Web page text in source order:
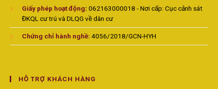
Giấy phép hoạt động: 062163000018 - Nơi cấp: Cục cảnh sát
ĐKQL cư trú và DLQG về dân cư
Chứng chỉ hành nghề: 4056/2018/GCN-HYH
HỖ TRỢ KHÁCH HÀNG